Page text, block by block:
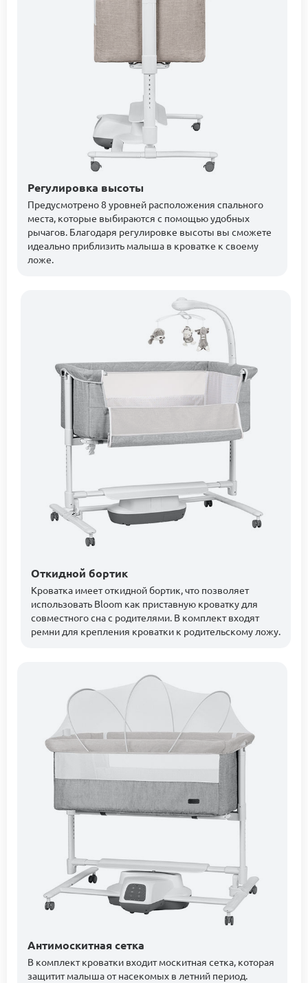
Регулировка высоты
Предусмотрено 8 уровней расположения спального
места, которые выбираются с помощью удобных
рычагов. Благодаря регулировке высоты вы сможете
идеально приблизить малыша в кроватке к своему
ложе.
Откидной бортик
Кроватка имеет откидной бортик, что позволяет
использовать Bloom как приставную кроватку для
совместного сна с родителями. В комплект входят
ремни для крепления кроватки к родительскому ложу.
Антимоскитная сетка
В комплект кроватки входит москитная сетка, которая
защитит малыша от насекомых в летний период.